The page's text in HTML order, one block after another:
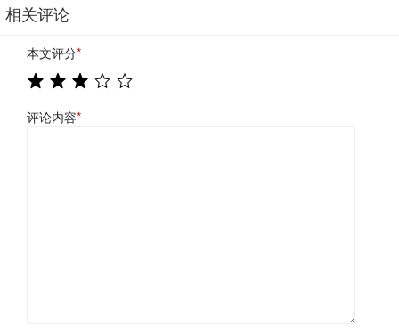
相关评论
本文评分*
评论内容*